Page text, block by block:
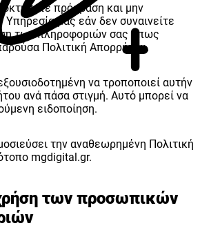
πρόσβαση και μην
Υπηρεσία μας εάν δεν συναινείτε
των πληροφοριών σας όπως
Πολιτική Απορρήτου.
να τροποποιεί αυτήν
ανά πάσα στιγμή. Αυτό μπορεί να
ειδοποίηση.
την αναθεωρημένη Πολιτική
mgdigital.gr.
των προσωπικών